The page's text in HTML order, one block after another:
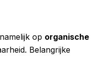
op organische
Belangrijke